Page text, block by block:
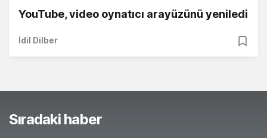
YouTube, video oynatıcı arayüzünü yeniledi
İdil Dilber
Sıradaki haber